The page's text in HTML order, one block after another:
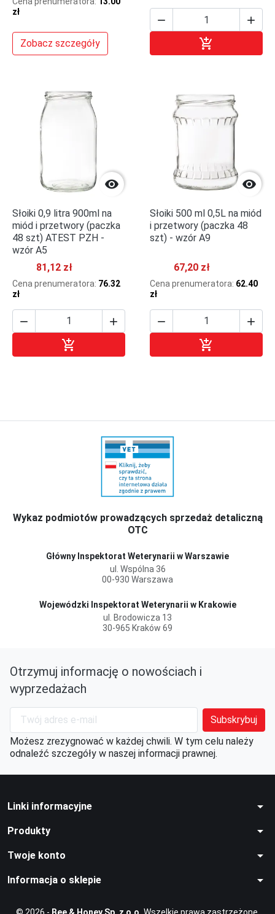
zł
Zobacz szczegóły
 


Słoiki 0,9 litra 900ml na
miód i przetwory (paczka
48 szt) ATEST PZH -
wzór A5
81,12 zł
Cena prenumeratora: 76.32
zł
 


Słoiki 500 ml 0,5L na miód
i przetwory (paczka 48
szt) - wzór A9
67,20 zł
Cena prenumeratora: 62.40
zł
 

Wykaz podmiotów prowadzących sprzedaż detaliczną
OTC
Główny Inspektorat Weterynarii w Warszawie
ul. Wspólna 36
00-930 Warszawa
Wojewódzki Inspektorat Weterynarii w Krakowie
ul. Brodowicza 13
30-965 Kraków 69
Otrzymuj informację o nowościach i
wyprzedażach
Możesz zrezygnować w każdej chwili. W tym celu należy
odnaleźć szczegóły w naszej informacji prawnej.
Linki informacyjne arrow_drop_down
Produkty arrow_drop_down
Twoje konto arrow_drop_down
Informacja o sklepie arrow_drop_down
© 2026 - Bee & Honey Sp. z o.o. Wszelkie prawa zastrzeżone.